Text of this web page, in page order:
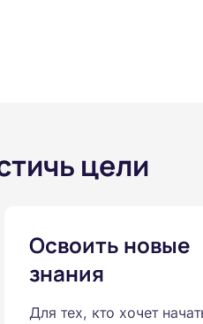
цели
Освоить новые
знания
Для тех, кто хочет